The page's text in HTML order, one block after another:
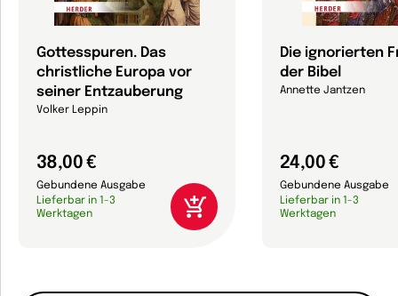
Gottesspuren. Das
christliche Europa vor
seiner Entzauberung
Volker Leppin
38,00 €
Gebundene Ausgabe
Lieferbar in 1-3
Werktagen
Die ignorierten
der Bibel
Annette Jantzen
24,00 €
Gebundene Ausgabe
Lieferbar in 1-3
Werktagen